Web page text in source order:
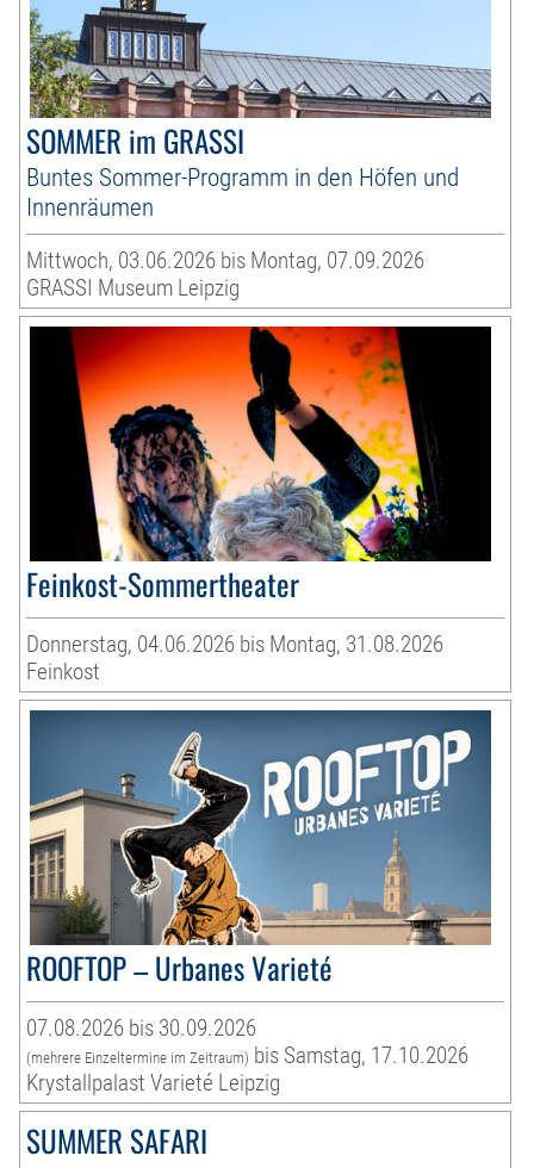
SOMMER im GRASSI
Buntes Sommer-Programm in den Höfen und
Innenräumen
Mittwoch, 03.06.2026 bis Montag, 07.09.2026
GRASSI Museum Leipzig
Feinkost-Sommertheater
Donnerstag, 04.06.2026 bis Montag, 31.08.2026
Feinkost
ROOFTOP – Urbanes Varieté
07.08.2026 bis 30.09.2026
(mehrere Einzeltermine im Zeitraum) bis Samstag, 17.10.2026
Krystallpalast Varieté Leipzig
SUMMER SAFARI